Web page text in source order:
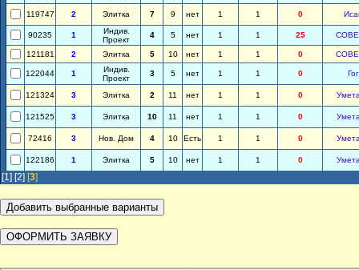
119747 2 Элитка 7 9 нет 1 1 0
90235 1
Индив.
Проект
4 5 нет 1 1 25
121181 2 Элитка 5 10 нет 1 1 0
122044 1
Индив.
Проект
3 5 нет 1 1 0
121324 3 Элитка 2 11 нет 1 1 0
121525 3 Элитка 10 11 нет 1 1 0
72416 3 Нов. Дом 4 10 Есть 1 1 0
122186 1 Элитка 5 10 нет 1 1 0
[1] [2] [3]